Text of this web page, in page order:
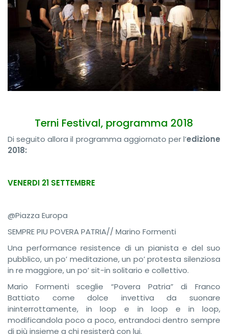
Terni Festival, programma 2018
Di seguito allora il programma aggiornato per l’edizione
2018:
VENERDI 21 SETTEMBRE
@Piazza Europa
SEMPRE PIU POVERA PATRIA// Marino Formenti
Una performance resistence di un pianista e del suo
pubblico, un po’ meditazione, un po’ protesta silenziosa
in re maggiore, un po’ sit-in solitario e collettivo.
Mario Formenti sceglie “Povera Patria” di Franco
Battiato come dolce invettiva da suonare
ininterrottamente, in loop e in loop e in loop,
modificandola poco a poco, entrandoci dentro sempre
di più insieme a chi resisterà con lui.